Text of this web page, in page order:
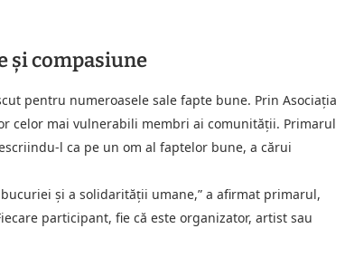
și compasiune
pentru numeroasele sale fapte bune. Prin Asociația
celor mai vulnerabili membri ai comunității. Primarul
l ca pe un om al faptelor bune, a cărui
și a solidarității umane,” a afirmat primarul,
participant, fie că este organizator, artist sau